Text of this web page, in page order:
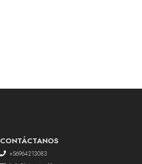
CONTÁCTANOS
+56964213083